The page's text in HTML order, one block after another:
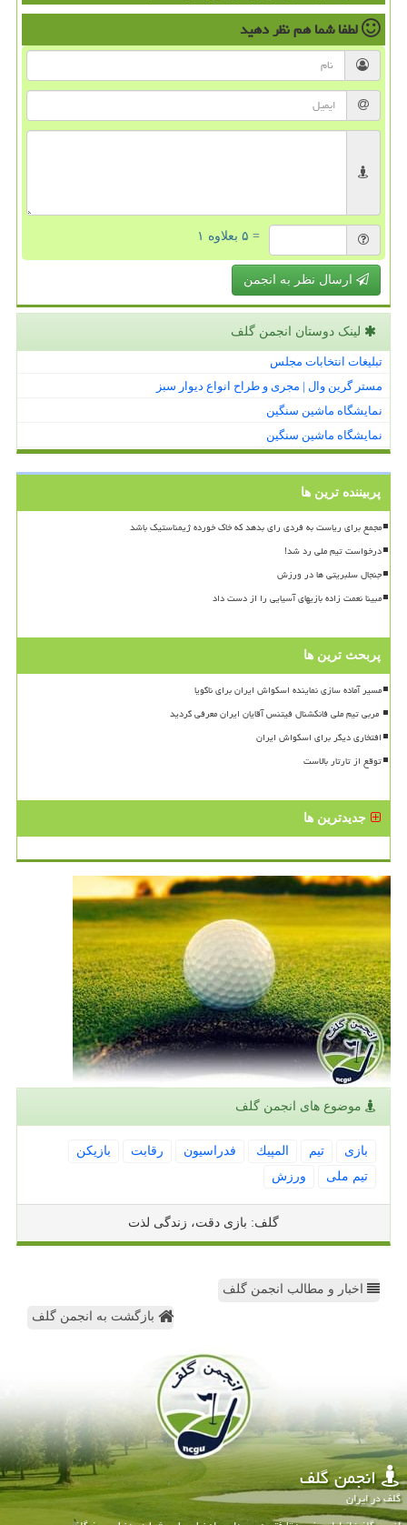
لطفا شما همنظر دهید
= ۵ بعلاوه ۱
ارسال نظر به انجمن
لینک دوستان انجمن گلف
تبلیغات انتخابات مجلس
مستر گرین وال | مجری و طراح انواع دیوار سبز
نمایشگاه ماشین سنگین
نمایشگاه ماشین سنگین
پربیننده ترین ها
مجمع برای ریاست به فردی رای بدهد که خاک خورده ژیمناستیک باشد
درخواست تیم ملی رد شد!
جنجال سلبریتی ها در ورزش
مبینا نعمت زاده بازیهای آسیایی را از دست داد
پربحث ترین ها
مسیر آماده سازی نماینده اسکواش ایران برای ناگویا
افتخاری دیگر برای اسکواش ایران
توقع از تارتار بالاست
جدیدترین ها
موضوع های انجمن گلف
بازی تیم المپیك فدراسیون رقابت
بازیكن
تیم ملی
ورزش
گلف: بازی دقت، زندگی لذت
اخبار و مطالب انجمن گلف
بازگشت به انجمن گلف
انجمن گلف
گلف در ایران